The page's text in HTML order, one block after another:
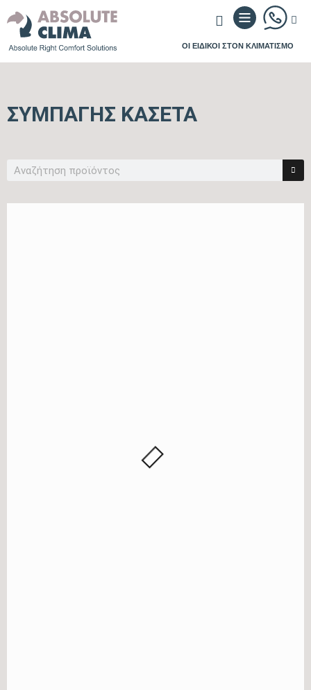
ΟΙ ΕΙΔΙΚΟΙ ΣΤΟΝ ΚΛΙΜΑΤΙΣΜΟ
ΣΥΜΠΑΓΉΣ ΚΑΣΈΤΑ